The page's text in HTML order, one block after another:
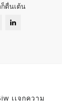
ตื่นเต้น
เเจกความ